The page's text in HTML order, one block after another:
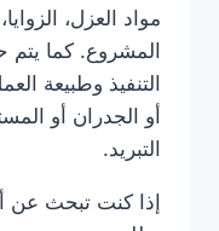
مواد العزل،
المشروع. كما يتم
التنفيذ وطبيعة
أو الجدران أو
التبريد.
إذا كنت تبحث عن